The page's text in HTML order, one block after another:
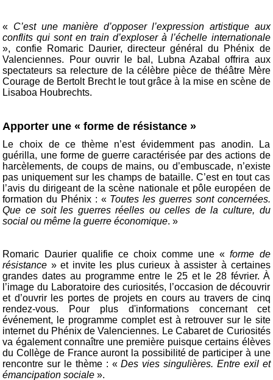
« C’est une manière d’opposer l’expression artistique aux
conflits qui sont en train d’exploser à l’échelle internationale
», confie Romaric Daurier, directeur général du Phénix de
Valenciennes. Pour ouvrir le bal, Lubna Azabal offrira aux
spectateurs sa relecture de la célèbre pièce de théâtre Mère
Courage de Bertolt Brecht le tout grâce à la mise en scène de
Lisaboa Houbrechts.
Apporter une « forme de résistance »
Le choix de ce thème n’est évidemment pas anodin. La
guérilla, une forme de guerre caractérisée par des actions de
harcèlements, de coups de mains, ou d’embuscade, n’existe
pas uniquement sur les champs de bataille. C’est en tout cas
l’avis du dirigeant de la scène nationale et pôle européen de
formation du Phénix : « Toutes les guerres sont concernées.
Que ce soit les guerres réelles ou celles de la culture, du
social ou même la guerre économique. »
Romaric Daurier qualifie ce choix comme une «forme de
résistance » et invite les plus curieux à assister à certaines
grandes dates au programme entre le 25 et le 28 février. À
l’image du Laboratoire des curiosités, l’occasion de découvrir
et d’ouvrir les portes de projets en cours au travers de cinq
rendez-vous. Pour plus d'informations concernant cet
événement, le programme complet est à retrouver sur le site
internet du Phénix de Valenciennes. Le Cabaret de Curiosités
va également connaître une première puisque certains élèves
du Collège de France auront la possibilité de participer à une
rencontre sur le thème : «Des vies singulières. Entre exil et
émancipation sociale ».